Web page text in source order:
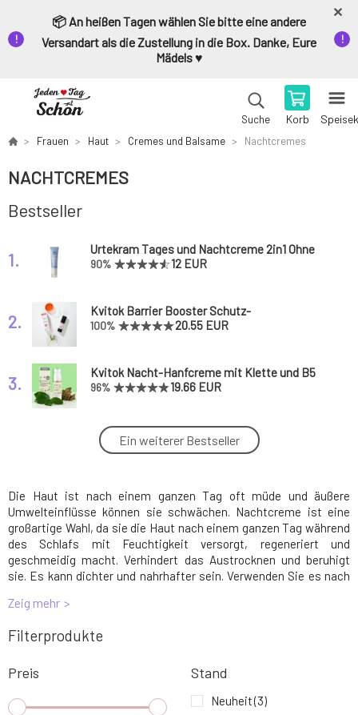
📦 An heißen Tagen wählen Sie bitte eine andere
Versandart als die Zustellung in die Box. Danke, Eure
Mädels ♥️
Suche Korb
Frauen Haut Cremes und Balsame Nachtcremes
NACHTCREMES
Bestseller
1.
Urtekram Tages und Nachtcreme 2in1 Ohne
Parfüm 50 ml
90% 12 EUR
2.
Kvitok Barrier Booster Schutz-
Gesichtscreme 30 ml
100% 20.55 EUR
3.
Kvitok Nacht-Hanfcreme mit Klette und B5
für fettige/problematische Haut 30 ml
96% 19.66 EUR
PONIO Gesichtscreme Vanille und Kokos 50
ml
88% 13.17 EUR
5.
Natuint Cosmetics Šípkový krém na tvář s
Ectoinem a Provitamínem B5 50 ml
21.07 EUR
6. Nobilis Tilia Sanfte Creme Argan 50 ml
100% 24.28 EUR
7.
für problematische Haut
84%
Eco by Sonya Intensiv Anti-Aging
Gesichtscreme Glory Cream 50 ml
Ein weiterer Bestseller
Die Haut ist nach einem ganzen Tag oft müde und äußere
Umwelteinflüsse können sie schwächen. Nachtcreme ist eine
großartige Wahl, da sie die Haut nach einem ganzen Tag während
des Schlafs mit Feuchtigkeit versorgt, regeneriert und
geschmeidig macht. Verhindert das Austrocknen und beruhigt
sie. Es kann dichter und nahrhafter sein. Verwenden Sie es nach
die Haut einzieht.
Zeig mehr
Filterprodukte
Preis Stand
Neuheit(3)